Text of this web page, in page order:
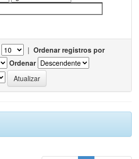
| Ordenar registros por
Ordenar